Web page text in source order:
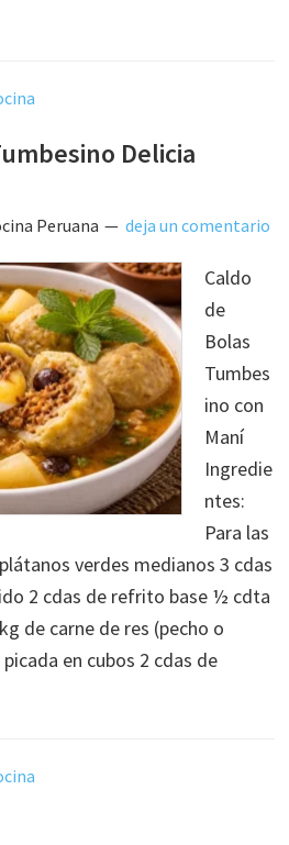
Delicia
Peruana deja un comentario
Caldo
de
Bolas
Tumbes
ino con
Maní
Ingredie
ntes:
Para las
verdes medianos 3 cdas
2 cdas de refrito base ½ cdta
de carne de res (pecho o
en cubos 2 cdas de